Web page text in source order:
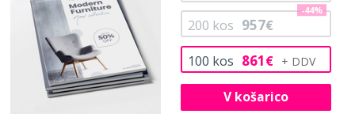
100 kos 861€
200 kos 957€
-44%
V košarico